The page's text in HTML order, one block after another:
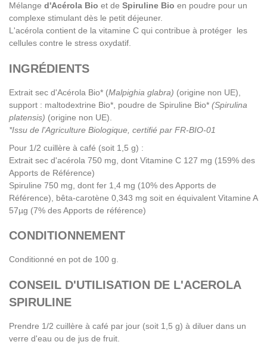
Mélange d'Acérola Bio et de Spiruline Bio en poudre pour un
complexe stimulant dès le petit déjeuner.
L'acérola contient de la vitamine C qui contribue à protéger les
cellules contre le stress oxydatif.
INGRÉDIENTS
Extrait sec d'Acérola Bio* (Malpighia glabra) (origine non UE),
support : maltodextrine Bio*, poudre de Spiruline Bio* (Spirulina
platensis) (origine non UE).
*Issu de l'Agriculture Biologique, certifié par FR-BIO-01
Pour 1/2 cuillère à café (soit 1,5 g) :
Extrait sec d'acérola 750 mg, dont Vitamine C 127 mg (159% des
Apports de Référence)
Spiruline 750 mg, dont fer 1,4 mg (10% des Apports de
Référence), bêta-carotène 0,343 mg soit en équivalent Vitamine A
57µg (7% des Apports de référence)
CONDITIONNEMENT
Conditionné en pot de 100 g.
CONSEIL D'UTILISATION DE L'ACEROLA
SPIRULINE
Prendre 1/2 cuillère à café par jour (soit 1,5 g) à diluer dans un
verre d'eau ou de jus de fruit.